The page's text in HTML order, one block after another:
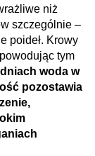
niż
szczególnie –
poideł. Krowy
tym
woda w
pozostawia